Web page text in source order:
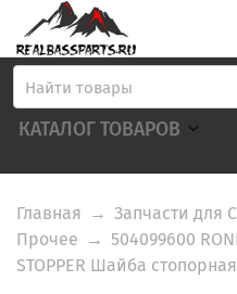
КАТАЛОГ ТОВАРОВ
Главная → Запчасти для
Прочее → 504099600
STOPPER Шайба стопорная